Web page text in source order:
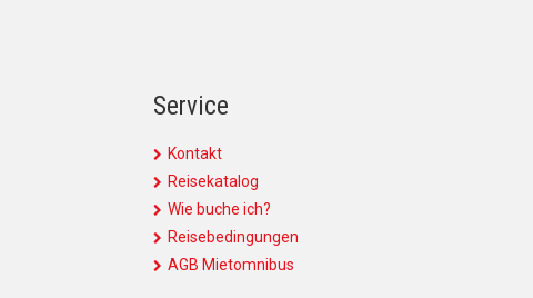
Service
Kontakt
Reisekatalog
Wie buche ich?
Reisebedingungen
AGB Mietomnibus